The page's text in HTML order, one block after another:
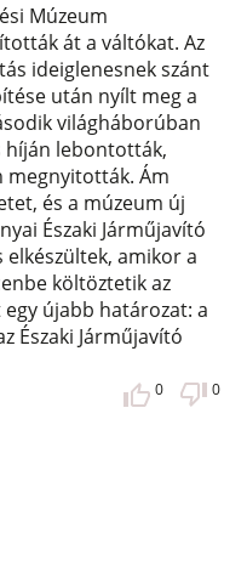
Múzeum
át a váltókat. Az
ideiglenesnek szánt
után nyílt meg a
világháborúban
lebontották,
megnyitották. Ám
és a múzeum új
Északi Járműjavító
amikor a
költöztetik az
újabb határozat: a
Északi Járműjavító
0 0